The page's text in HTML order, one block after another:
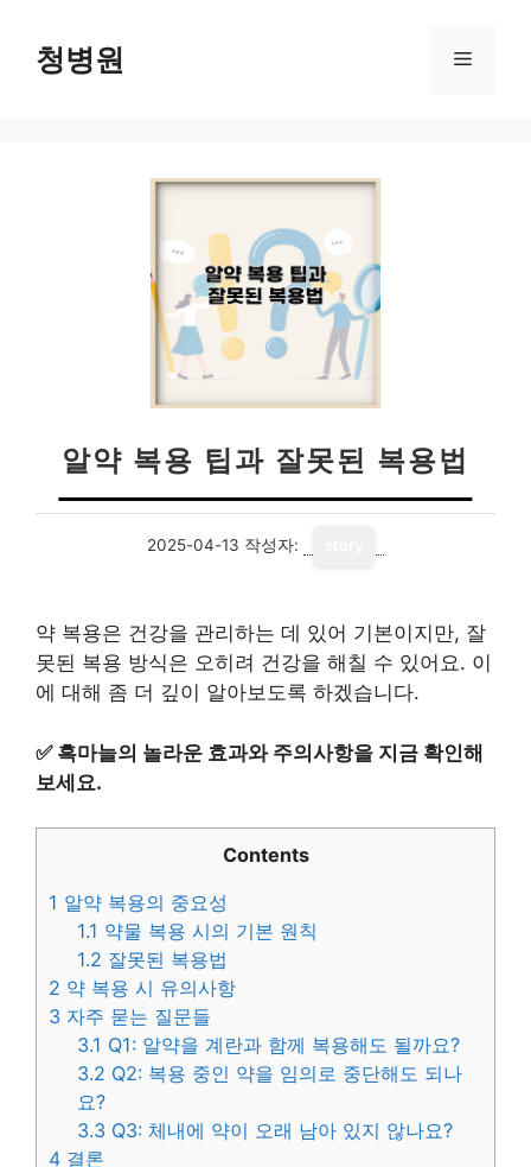
청병원 메
알약 복용 팁과 잘못된 복용법
2025-04-13 작성자:
약 복용은 건강을 관리하는 데 있어 기본이지만, 잘
못된 복용 방식은 오히려 건강을 해칠 수 있어요. 이
에 대해 좀 더 깊이 알아보도록 하겠습니다.
✅ 흑마늘의 놀라운 효과와 주의사항을 지금 확인해
보세요.
Contents
1 알약 복용의 중요성
1.1 약물 복용 시의 기본 원칙
1.2 잘못된 복용법
2 약 복용 시 유의사항
3 자주 묻는 질문들
3.1 Q1: 알약을 계란과 함께 복용해도 될까요?
3.2 Q2: 복용 중인 약을 임의로 중단해도 되나
요?
3.3 Q3: 체내에 약이 오래 남아 있지 않나요?
4 결론